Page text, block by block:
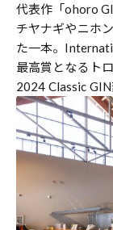
代表作「ohoro
チヤナギやニホ
た一本。
最高賞となるト
2024 Classic